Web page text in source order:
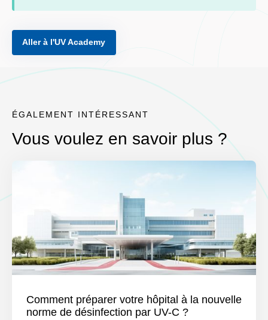
Aller à l'UV Academy
ÉGALEMENT INTÉRESSANT
Vous voulez en savoir plus ?
Comment préparer votre hôpital à la nouvelle
norme de désinfection par UV-C ?